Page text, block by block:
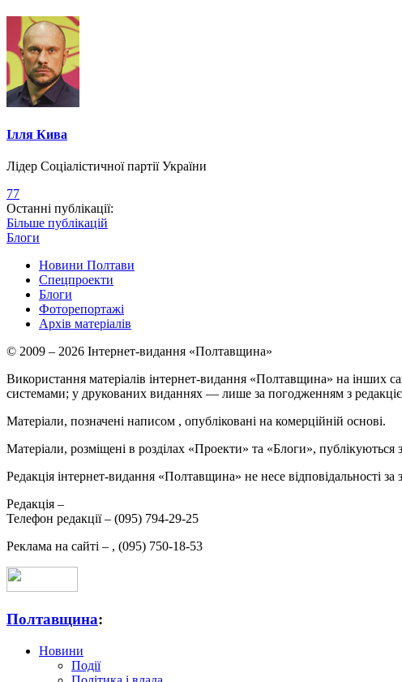
Ілля Кива
Лідер Соціалістичної партії України
77
Останні публікації:
Більше публікацій
Блоги
Новини Полтави
Спецпроекти
Блоги
Фоторепортажі
Архів матеріалів
© 2009 – 2026 Інтернет-видання «Полтавщина»
Використання матеріалів інтернет-видання «Полтавщина» на інших
системами; у друкованих виданнях — лише за погодженням з
Матеріали, позначені написом , опубліковані на комерційній основі.
Матеріали, розміщені в розділах «Проекти» та «Блоги», публікуються
Редакція інтернет-видання «Полтавщина» не несе відповідальності
Редакція –
Телефон редакції – (095) 794-29-25
Реклама на сайті – , (095) 750-18-53
Полтавщина:
Новини
Події